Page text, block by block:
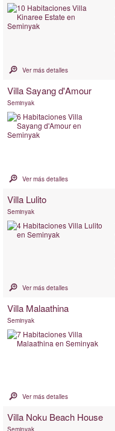
Ver más detalles
Villa Sayang d'Amour
Seminyak
Ver más detalles
Villa Lulito
Seminyak
Ver más detalles
Villa Malaathina
Seminyak
Ver más detalles
Villa Noku Beach House
Seminyak